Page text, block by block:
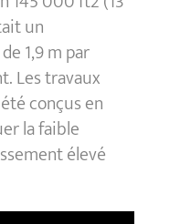
un
1,9 m par
Les travaux
conçus en
la faible
élevé